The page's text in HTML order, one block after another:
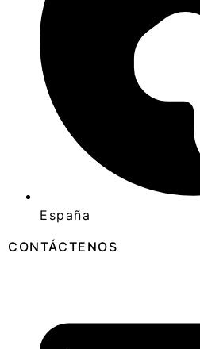
España
CONTÁCTENOS